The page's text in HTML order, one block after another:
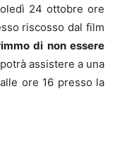
24 ottobre ore
riscosso dal film
di non essere
assistere a una
ore 16 presso la